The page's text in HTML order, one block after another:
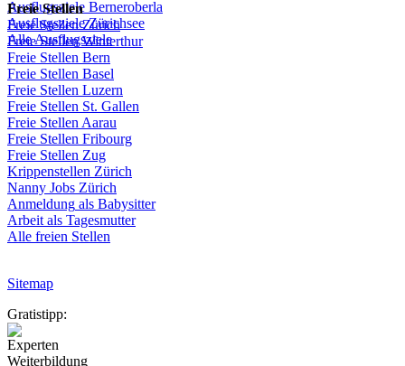
Ausflugsziele Berneroberla
Ausflugsziele Zürichsee
Alle Ausflugsziele
Freie Stellen
Freie Stellen Zürich
Freie StellenWinterthur
Freie Stellen Bern
Freie Stellen Basel
Freie Stellen Luzern
Freie Stellen St. Gallen
Freie Stellen Aarau
Freie Stellen Fribourg
Freie Stellen Zug
Krippenstellen Zürich
Nanny Jobs Zürich
Anmeldung als Babysitter
Arbeit als Tagesmutter
Alle freien Stellen
Sitemap
Gratistipp:
Experten
Weiterbildung